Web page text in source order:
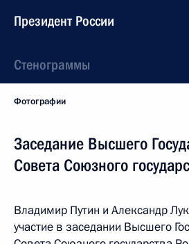
Президент России
Стенограммы
Фотографии
Заседание Высшего
Совета Союзного
Владимир Путин и Александр
участие в заседании Высшего